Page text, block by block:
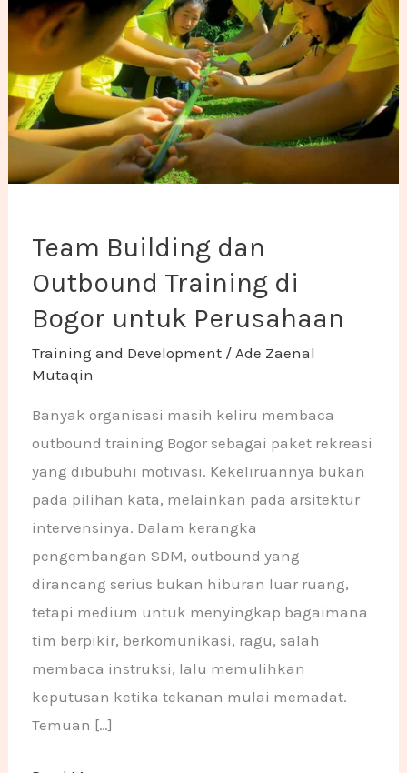
Team Building dan
Outbound Training di
Bogor untuk Perusahaan
Training and Development/ Ade Zaenal
Mutaqin
Banyak organisasi masih keliru membaca
outbound training Bogor sebagai paket rekreasi
yang dibubuhi motivasi. Kekeliruannya bukan
pada pilihan kata, melainkan pada arsitektur
intervensinya. Dalam kerangka
pengembangan SDM, outbound yang
dirancang serius bukan hiburan luar ruang,
tetapi medium untuk menyingkap bagaimana
tim berpikir, berkomunikasi, ragu, salah
membaca instruksi, lalu memulihkan
keputusan ketika tekanan mulai memadat.
Temuan […]